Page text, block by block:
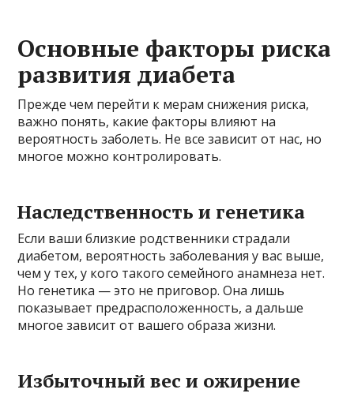
Основные факторы риска
развития диабета
Прежде чем перейти к мерам снижения риска,
важно понять, какие факторы влияют на
вероятность заболеть. Не все зависит от нас, но
многое можно контролировать.
Наследственность и генетика
Если ваши близкие родственники страдали
диабетом, вероятность заболевания у вас выше,
чем у тех, у кого такого семейного анамнеза нет.
Но генетика — это не приговор. Она лишь
показывает предрасположенность, а дальше
многое зависит от вашего образа жизни.
Избыточный вес и ожирение